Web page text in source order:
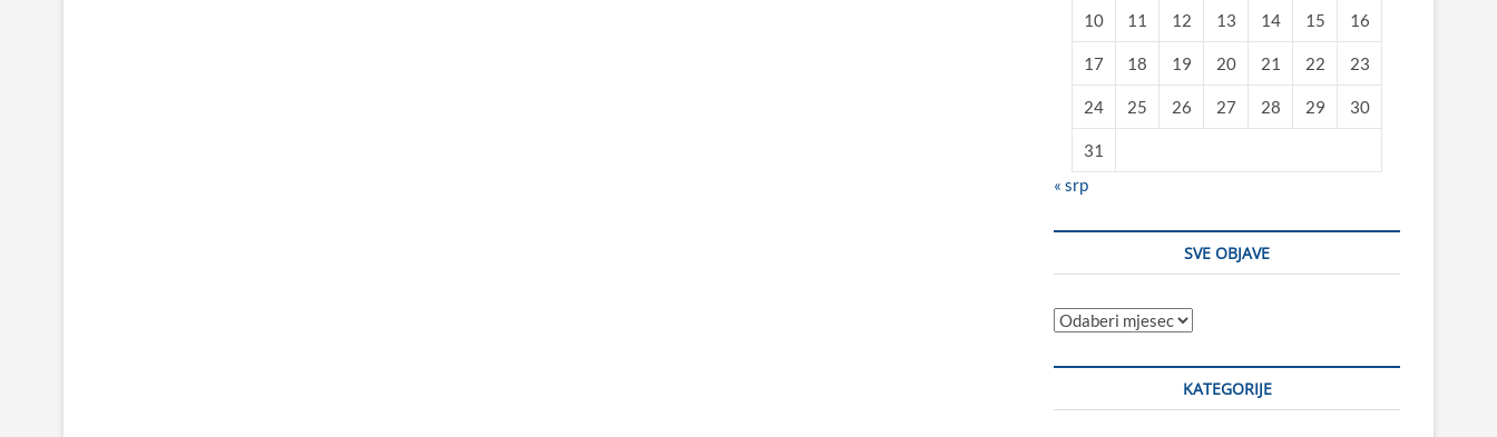
10 11 12 13 14 15 16
17 18 19 20 21 22 23
24 25 26 27 28 29 30
31
« srp
SVE OBJAVE
Sve
KATEGORIJE